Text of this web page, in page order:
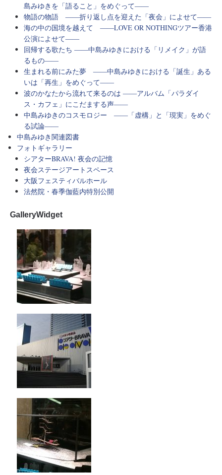
島みゆきを「語ること」をめぐって――
物語の物語 ――折り返し点を迎えた「夜会」によせて――
海の中の国境を越えて ――LOVE OR NOTHINGツアー香港
公演によせて――
回帰する歌たち ――中島みゆきにおける「リメイク」が語
るもの――
生まれる前にみた夢 ――中島みゆきにおける「誕生」ある
いは「再生」をめぐって――
波のかなたから流れて来るのは ――アルバム「パラダイ
ス・カフェ」にこだまする声――
中島みゆきのコスモロジー ――「虚構」と「現実」をめぐ
る試論――
中島みゆき関連図書
フォトギャラリー
シアターBRAVA! 夜会の記憶
夜会ステージアートスペース
大阪フェスティバルホール
法然院・春季伽藍内特別公開
GalleryWidget